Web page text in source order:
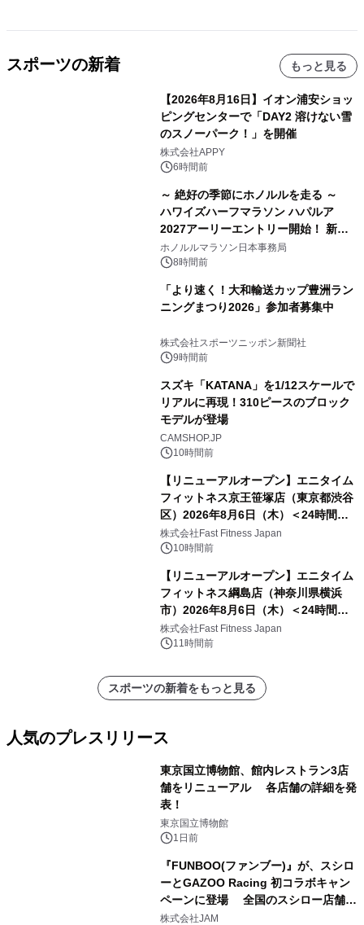
スポーツの新着 もっと見る
【2026年8月16日】イオン浦安ショッ
ピングセンターで「DAY2 溶けない雪
のスノーパーク！」を開催
株式会社APPY
6時間前
～ 絶好の季節にホノルルを走る ～
ハワイズハーフマラソン ハパルア
2027アーリーエントリー開始！ 新カ
テゴリー「ハパルアIKI(イキ)」(約
13.4km)が登場
ホノルルマラソン日本事務局
8時間前
「より速く！大和輸送カップ豊洲ラン
ニングまつり2026」参加者募集中
株式会社スポーツニッポン新聞社
9時間前
スズキ「KATANA」を1/12スケールで
リアルに再現！310ピースのブロック
モデルが登場
CAMSHOP.JP
10時間前
【リニューアルオープン】エニタイム
フィットネス京王笹塚店（東京都渋谷
区）2026年8月6日（木）＜24時間年
中無休のフィットネスジム＞
株式会社Fast Fitness Japan
10時間前
【リニューアルオープン】エニタイム
フィットネス綱島店（神奈川県横浜
市）2026年8月6日（木）＜24時間年
中無休のフィットネスジム＞
株式会社Fast Fitness Japan
11時間前
スポーツの新着をもっと見る
人気のプレスリリース
東京国立博物館、館内レストラン3店
舗をリニューアル 各店舗の詳細を発
表！
東京国立博物館
1日前
『FUNBOO(ファンブー)』が、スシロ
ーとGAZOO Racing 初コラボキャン
ペーンに登場 全国のスシロー店舗で
GR 4車種の FUNBOO(ミニカー)付き
株式会社JAM